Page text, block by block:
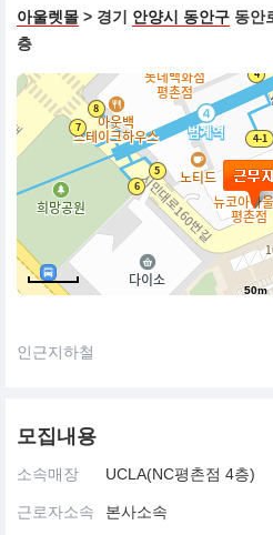
아울렛몰 > 경기 안양시 동안구 동안
층
50m
인근지하철
모집내용
소속매장 UCLA(NC평촌점 4층)
근로자소속 본사소속